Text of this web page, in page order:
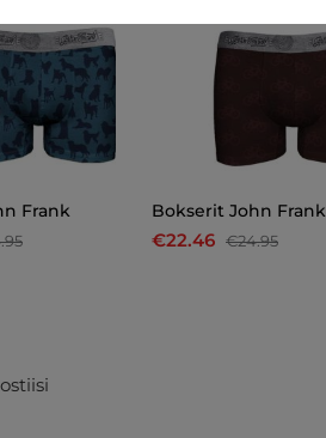
Frank
Bokserit John Frank
€22.46 €24.95